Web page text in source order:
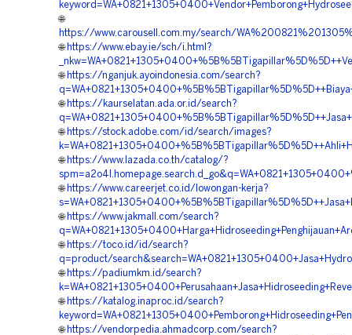
🌐
https://www.carousell.com.my/search/
🌐 https://www.ebay.ie/sch/i.html?
🌐 https://nganjuk.ayoindonesia.com/search?
🌐 https://kaurselatan.ada.or.id/search?
🌐 https://stock.adobe.com/id/search/images?
🌐 https://www.lazada.co.th/catalog/?
🌐 https://www.careerjet.co.id/lowongan-kerja?
🌐 https://www.jakmall.com/search?
🌐 https://toco.id/id/search?
q=product/
🌐 https://padiumkm.id/search?
🌐 https://katalog.inaproc.id/search?
🌐 https://vendorpedia.ahmadcorp.com/search?